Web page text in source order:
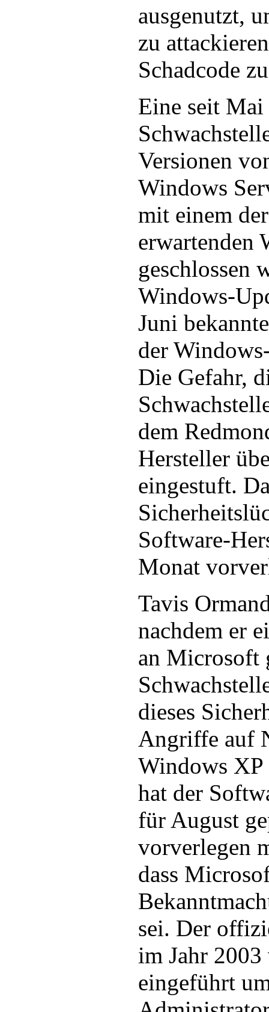
ausgenutzt,
zu
Schadcode
Eine seit Mai
Versionen
Windows
mit einem
erwartenden
geschlossen
Windows-
Juni
der
Die Gefahr,
dem
Hersteller
eingestuft.
Software-
Monat
Tavis
nachdem er
an Microsoft
dieses
Angriffe auf
Windows
hat der
für August
vorverlegen
dass
sei. Der
im Jahr
eingeführt